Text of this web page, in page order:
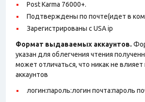
Post Karma 76000+.
Подтверждены по почте(идет в
Зарегистрированы с USA ip
Формат выдаваемых аккаунтов.
указан для облегчения чтения
может отличаться, что никак не влияет
аккаунтов
логин:пароль:логин почта:пароль